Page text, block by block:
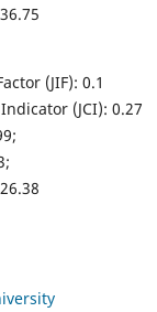
(JIF): 0.1
(JCI): 0.27